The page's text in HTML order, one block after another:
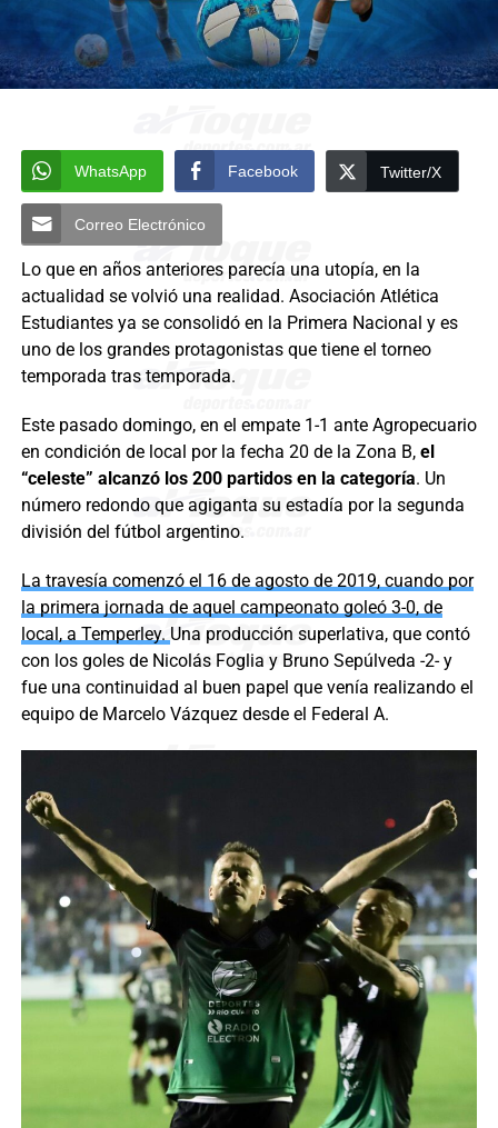
WhatsApp Facebook Twitter/X
Correo Electrónico
Lo que en años anteriores parecía una utopía, en la
actualidad se volvió una realidad. Asociación Atlética
Estudiantes ya se consolidó en la Primera Nacional y es
uno de los grandes protagonistas que tiene el torneo
temporada tras temporada.
Este pasado domingo, en el empate 1-1 ante Agropecuario
en condición de local por la fecha 20 de la Zona B, el
“celeste” alcanzó los 200 partidos en la categoría. Un
número redondo que agiganta su estadía por la segunda
división del fútbol argentino.
La travesía comenzó el 16 de agosto de 2019, cuando por
la primera jornada de aquel campeonato goleó 3-0, de
local, a Temperley. Una producción superlativa, que contó
con los goles de Nicolás Foglia y Bruno Sepúlveda -2- y
fue una continuidad al buen papel que venía realizando el
equipo de Marcelo Vázquez desde el Federal A.